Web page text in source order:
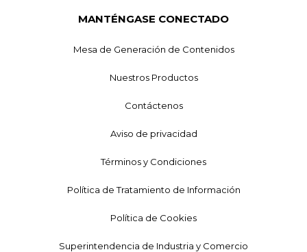
MANTÉNGASE CONECTADO
Mesa de Generación de Contenidos
Nuestros Productos
Contáctenos
Aviso de privacidad
Términos y Condiciones
Política de Tratamiento de Información
Política de Cookies
Superintendencia de Industria y Comercio